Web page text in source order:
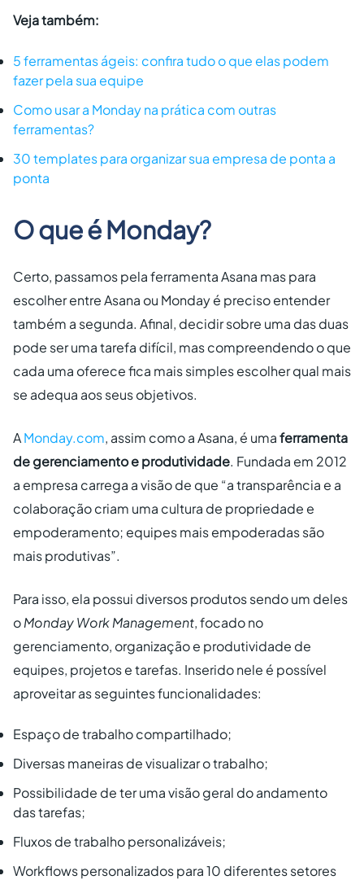
Veja também:
5 ferramentas ágeis: confira tudo o que elas podem
fazer pela sua equipe
Como usar a Monday na prática com outras
ferramentas?
30 templates para organizar sua empresa de ponta a
ponta
O que é Monday?
Certo, passamos pela ferramenta Asana mas para
escolher entre Asana ou Monday é preciso entender
também a segunda. Afinal, decidir sobre uma das duas
pode ser uma tarefa difícil, mas compreendendo o que
cada uma oferece fica mais simples escolher qual mais
se adequa aos seus objetivos.
AMonday.com, assim como a Asana, é umaferramenta
de gerenciamento e produtividade. Fundada em 2012
a empresa carrega a visão de que “a transparência e a
colaboração criam uma cultura de propriedade e
empoderamento; equipes mais empoderadas são
mais produtivas”.
Para isso, ela possui diversos produtos sendo um deles
oMonday Work Management, focado no
gerenciamento, organização e produtividade de
equipes, projetos e tarefas. Inserido nele é possível
aproveitar as seguintes funcionalidades:
Espaço de trabalho compartilhado;
Diversas maneiras de visualizar o trabalho;
Possibilidade de ter uma visão geral do andamento
das tarefas;
Fluxos de trabalho personalizáveis;
Workflows personalizados para 10 diferentes setores